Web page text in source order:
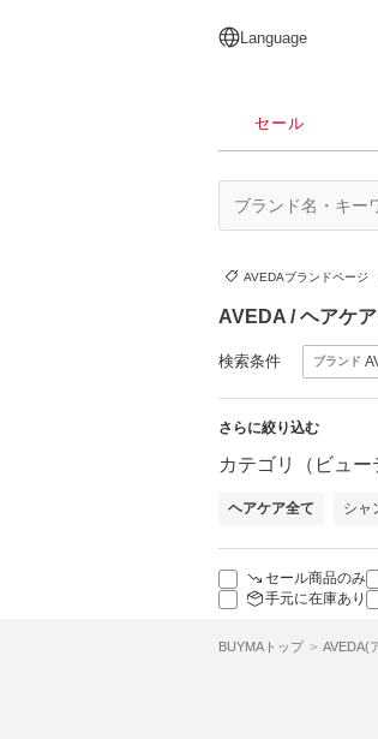
日本語
English
简体中文
繁體中文
Language
セール
AVEDAブランドページ
AVEDA / ヘアケ
検索条件 ブランド
さらに絞り込む
カテゴリ（ビュー
ヘアケア全て シャ
セール商品のみ
手元に在庫あり
BUYMAトップ AVEDA(